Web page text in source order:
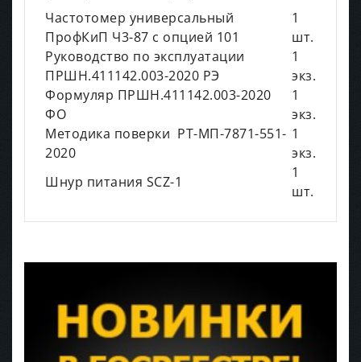
Частотомер универсальный
ПрофКиП Ч3-87 с опцией 101
1
шт.
Руководство по эксплуатации
ПРШН.411142.003-2020 РЭ
1
экз.
Формуляр ПРШН.411142.003-2020
ФО
1
экз.
Методика поверки РТ-МП-7871-551-
2020
1
экз.
Шнур питания SCZ-1
1
шт.